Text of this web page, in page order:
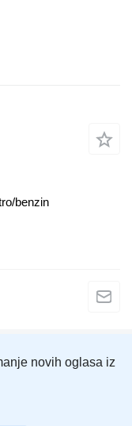
benzin
novih oglasa iz